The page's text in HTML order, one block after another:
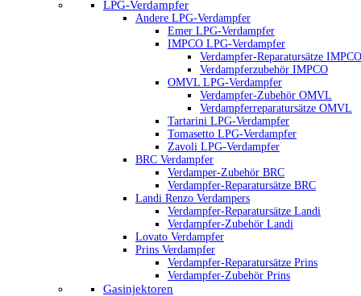
LPG-Verdampfer
Andere LPG-Verdampfer
Emer LPG-Verdampfer
IMPCO LPG-Verdampfer
Verdampfer-Reparatursätze IMPCO
Verdampferzubehör IMPCO
OMVL LPG-Verdampfer
Verdampfer-Zubehör OMVL
Verdampferreparatursätze OMVL
Tartarini LPG-Verdampfer
Tomasetto LPG-Verdampfer
Zavoli LPG-Verdampfer
BRC Verdampfer
Verdamper-Zubehör BRC
Verdampfer-Reparatursätze BRC
Landi Renzo Verdampers
Verdampfer-Reparatursätze Landi
Verdampfer-Zubehör Landi
Lovato Verdampfer
Prins Verdampfer
Verdampfer-Reparatursätze Prins
Verdampfer-Zubehör Prins
Gasinjektoren